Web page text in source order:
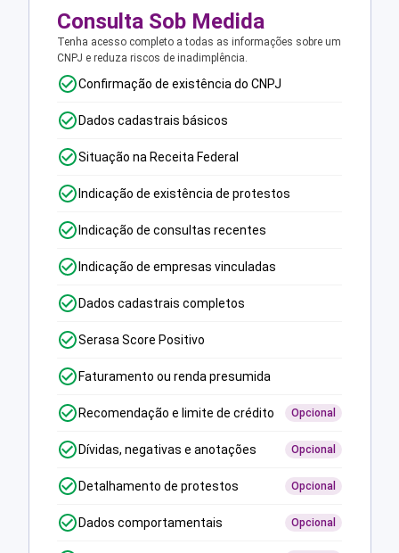
Consulta Sob Medida
Tenha acesso completo a todas as informações sobre um
CNPJ e reduza riscos de inadimplência.
Confirmação de existência do CNPJ
Dados cadastrais básicos
Situação na Receita Federal
Indicação de existência de protestos
Indicação de consultas recentes
Indicação de empresas vinculadas
Dados cadastrais completos
Serasa Score Positivo
Faturamento ou renda presumida
Recomendação e limite de crédito Opcional
Dívidas, negativas e anotações Opcional
Detalhamento de protestos Opcional
Dados comportamentais Opcional